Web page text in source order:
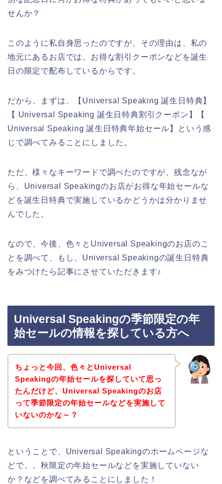
せんか？
このように私自身思ったのですが、その理由は、私の
地元にあるお店では、お得な割引クーポンなどを誕生
日の限定で配布しているからです。
だから、まずは、【Universal Speaking 誕生日特典】
【 Universal Speaking 誕生日特典割引クーポン】【
Universal Speaking 誕生日特典年始セール】という感
じで調べてみることにしました。
ただ、様々なキーワードで調べたのですが、残念なが
ら、Universal Speakingのお店がお得な年始セールな
どを誕生日特典で実施しているかどうかは分かりませ
んでした。
なので、今後、色々とUniversal Speakingのお店のこ
とを調べて、もし、Universal Speakingの誕生日特典
をみつけたら記事にさせていただきます♪
Universal Speakingの季節限定の年
始セールの情報を探している方へ
ちょっと今回、色々とUniversal
Speakingの年始セールを探していて思っ
たんだけど、Universal Speakingのお店
って季節限定の年始セールなどを実施して
いないのかな～？
ということで、Universal Speakingのホームページな
どで、、秋限定の年始セールなどを実施していない
か？などを調べてみることにしました！